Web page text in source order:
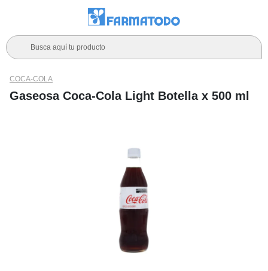
Busca aquí tu producto
COCA-COLA
Gaseosa Coca-Cola Light Botella x 500 ml